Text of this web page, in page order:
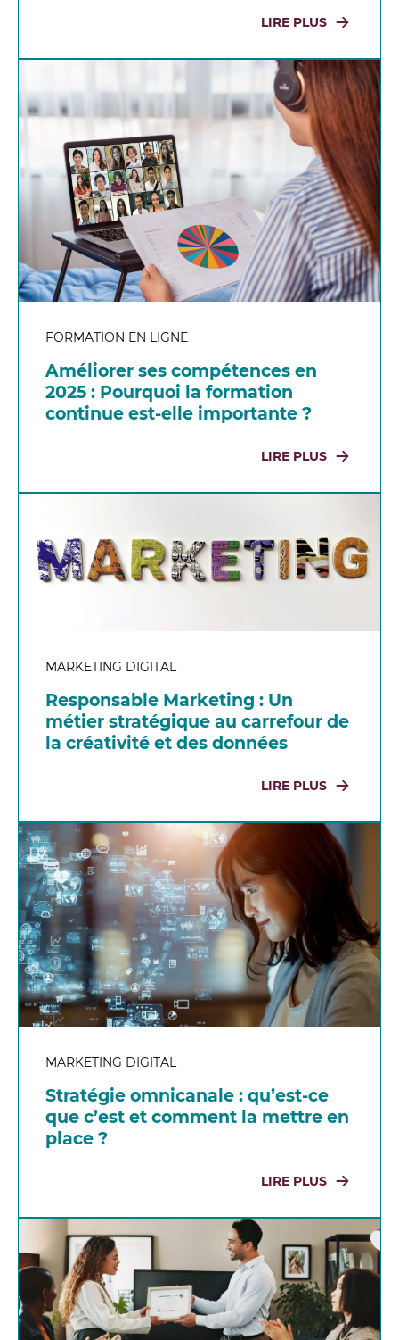
LIRE PLUS
FORMATION EN LIGNE
Améliorer ses compétences en
2025 : Pourquoi la formation
continue est-elle importante ?
LIRE PLUS
MARKETING DIGITAL
Responsable Marketing : Un
métier stratégique au carrefour de
la créativité et des données
LIRE PLUS
MARKETING DIGITAL
Stratégie omnicanale : qu’est-ce
que c’est et comment la mettre en
place ?
LIRE PLUS